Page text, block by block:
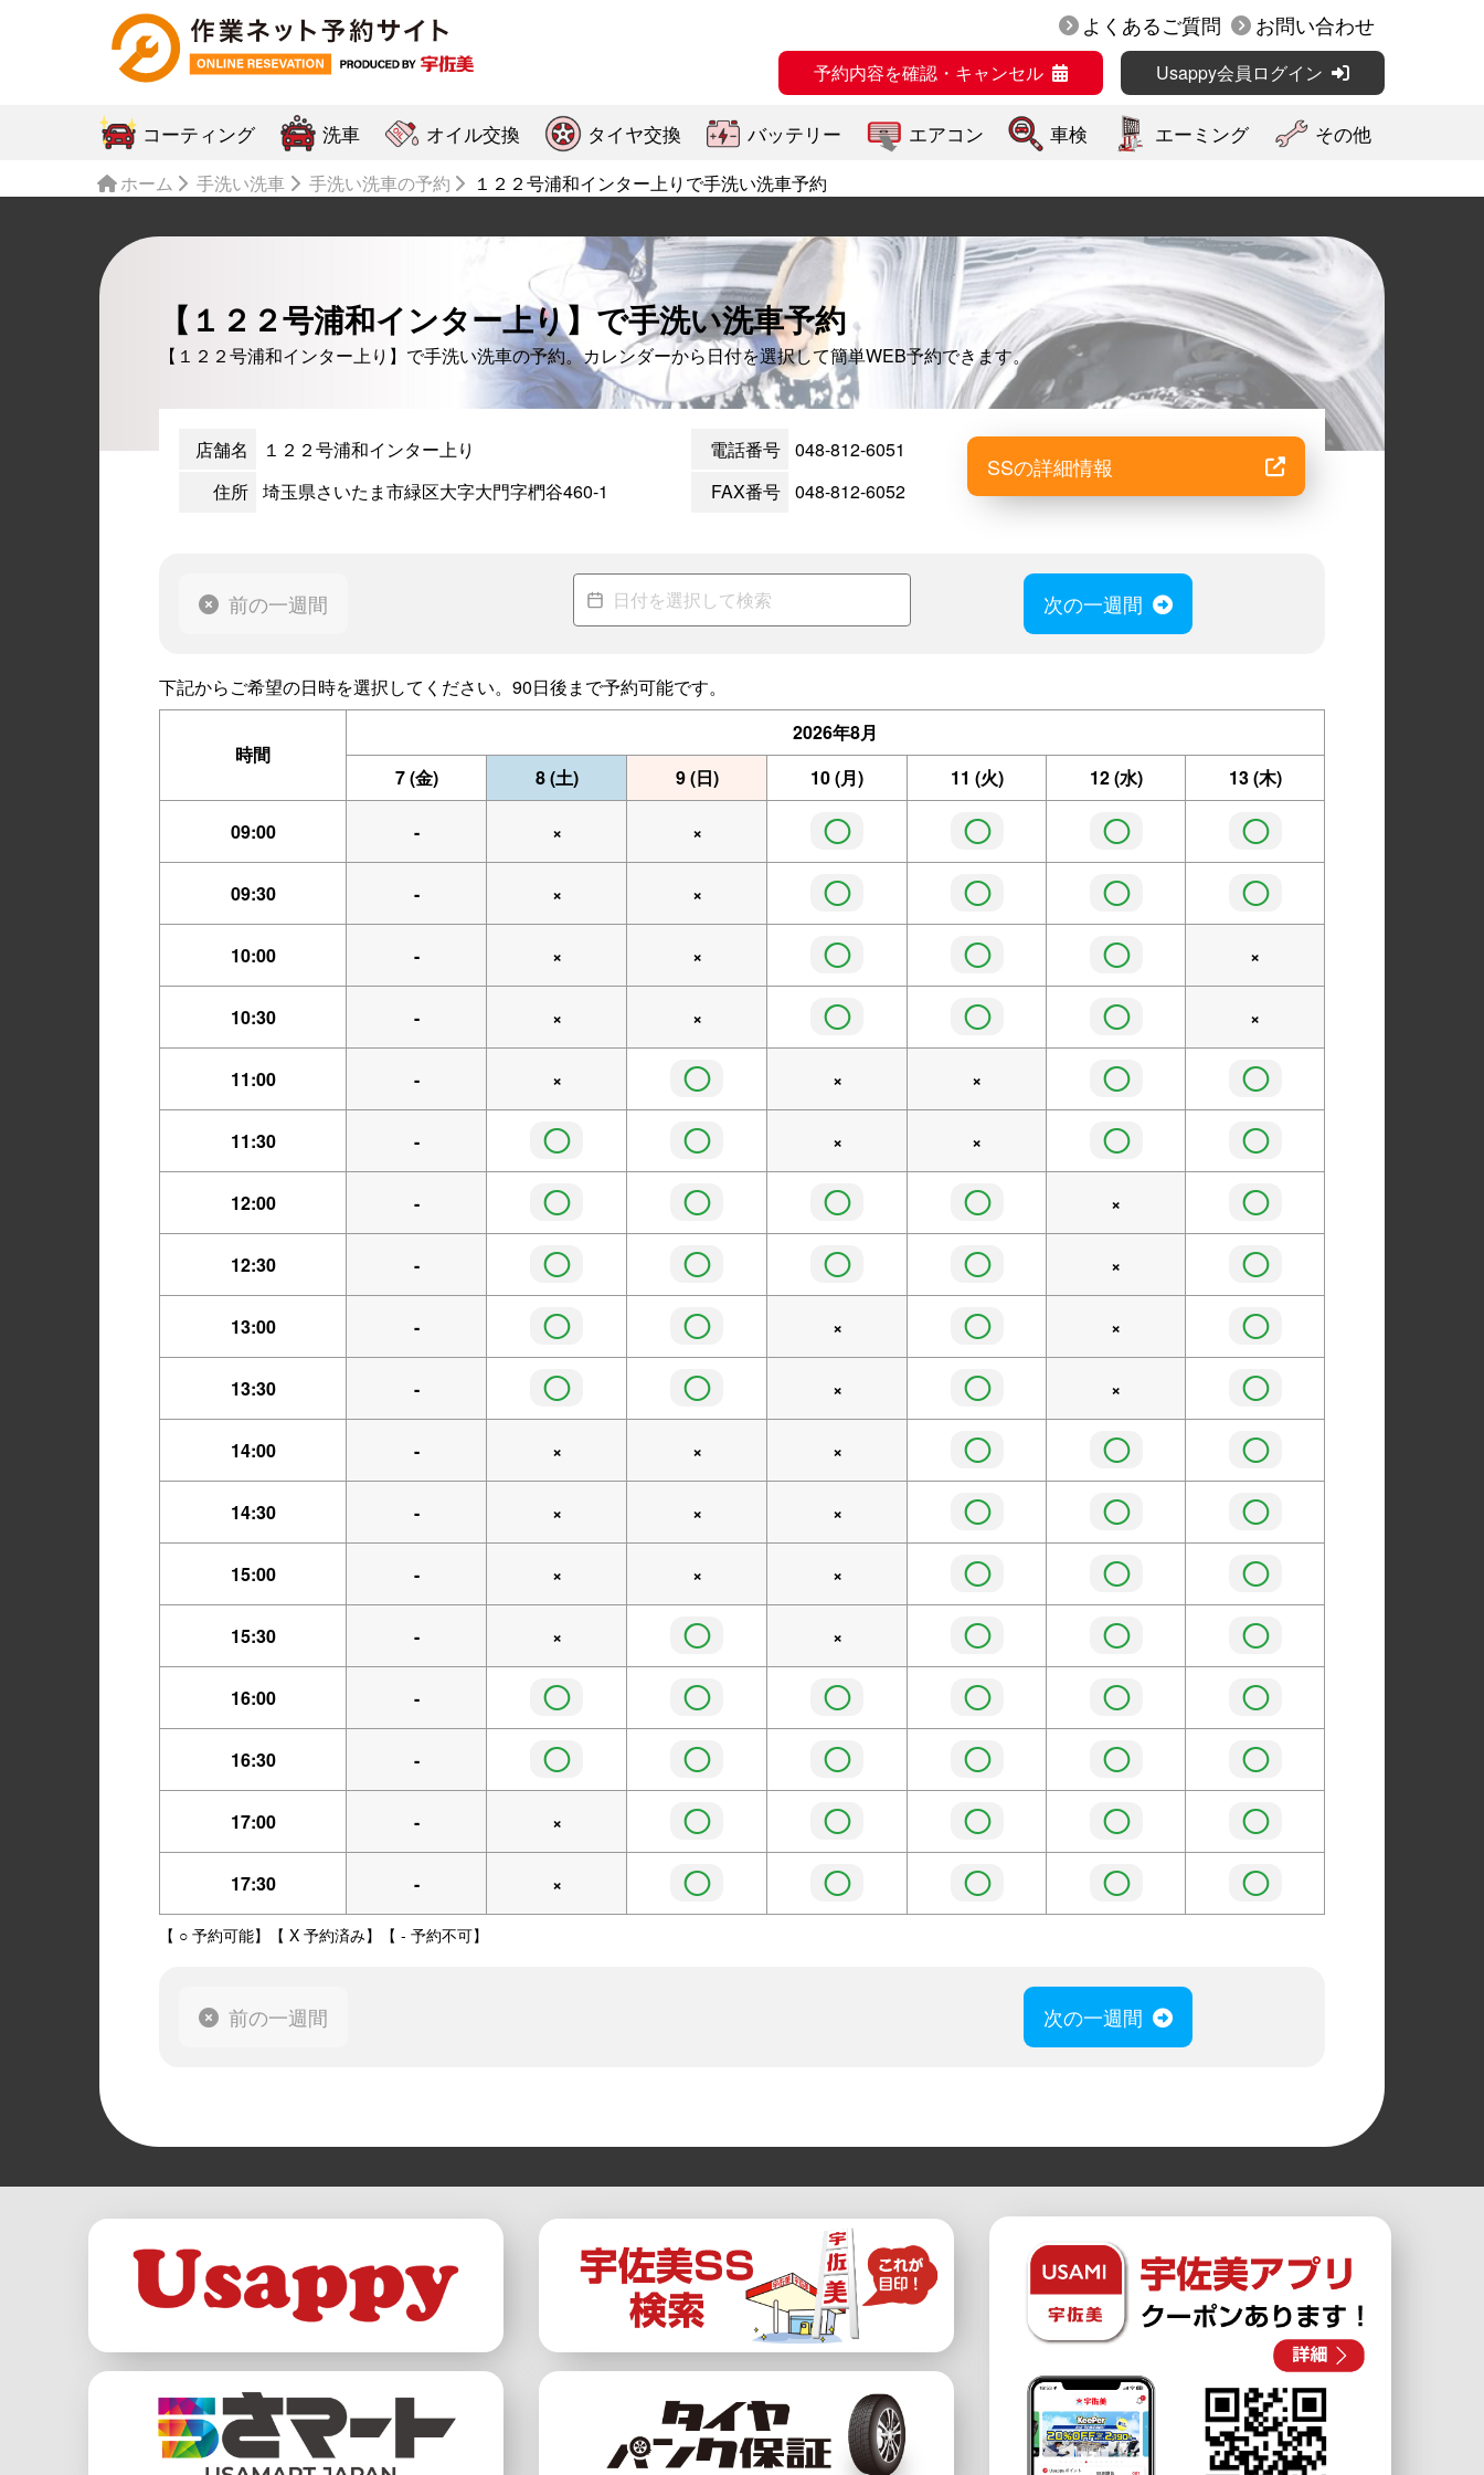
よくあるご質問 お問い合わせ
予約内容を確認・キャンセル Usappy会員ログイン
コーティング 洗車 オイル交換 タイヤ交換 バッテリー エアコン 車検 エーミング その他
ホーム 手洗い洗車 手洗い洗車の予約 １２２号浦和インター上りで手洗い洗車予約
【１２２号浦和インター上り】で手洗い洗車予約
【１２２号浦和インター上り】で手洗い洗車の予約。カレンダーから日付を選択して簡単WEB予約できます。
店舗名
１２２号浦和インター上り
住所 埼玉県さいたま市緑区大字大門字椚谷460-1
電話番号 048-812-6051
FAX番号 048-812-6052
SSの詳細情報
前の一週間 次の一週間
下記からご希望の日時を選択してください。90日後まで予約可能です。
時間
2026年8月
7(金) 8(土) 9(日) 10(月) 11 (火) 12(水) 13(木)
09:00 - × × ◯ ◯ ◯ ◯
09:30 - × × ◯ ◯ ◯ ◯
10:00 - × × ◯ ◯ ◯ ×
10:30 - × × ◯ ◯ ◯ ×
11:00 - × ◯ × × ◯ ◯
11:30 - ◯ ◯ × × ◯ ◯
12:00 - ◯ ◯ ◯ ◯ × ◯
12:30 - ◯ ◯ ◯ ◯ × ◯
13:00 - ◯ ◯ × ◯ × ◯
13:30 - ◯ ◯ × ◯ × ◯
14:00 - × × × ◯ ◯ ◯
14:30 - × × × ◯ ◯ ◯
15:00 - × × × ◯ ◯ ◯
15:30 - × ◯ × ◯ ◯ ◯
16:00 - ◯ ◯ ◯ ◯ ◯ ◯
16:30 - ◯ ◯ ◯ ◯ ◯ ◯
17:00 - × ◯ ◯ ◯ ◯ ◯
17:30 - × ◯ ◯ ◯ ◯ ◯
【 ○ 予約可能】【 X 予約済み】【 - 予約不可】
前の一週間 次の一週間